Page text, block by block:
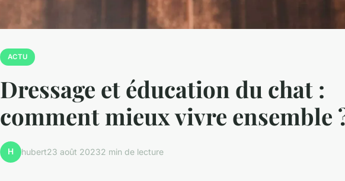
ACTU
Dressage et éducation du chat :
comment mieux vivre ensemble
H hubert23 août 20232 min de lecture